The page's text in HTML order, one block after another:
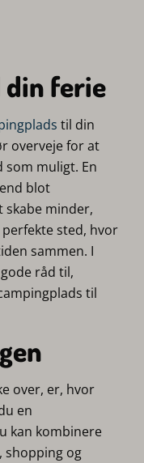
din ferie
til din
overveje for at
som muligt. En
blot
skabe minder,
sted, hvor
sammen. I
råd til,
til
over, er, hvor
en
kan kombinere
, shopping og